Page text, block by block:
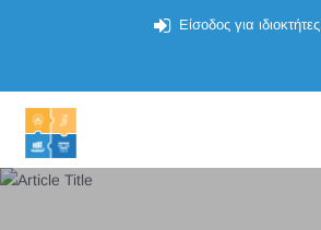
Είσοδος για ιδιοκτήτες